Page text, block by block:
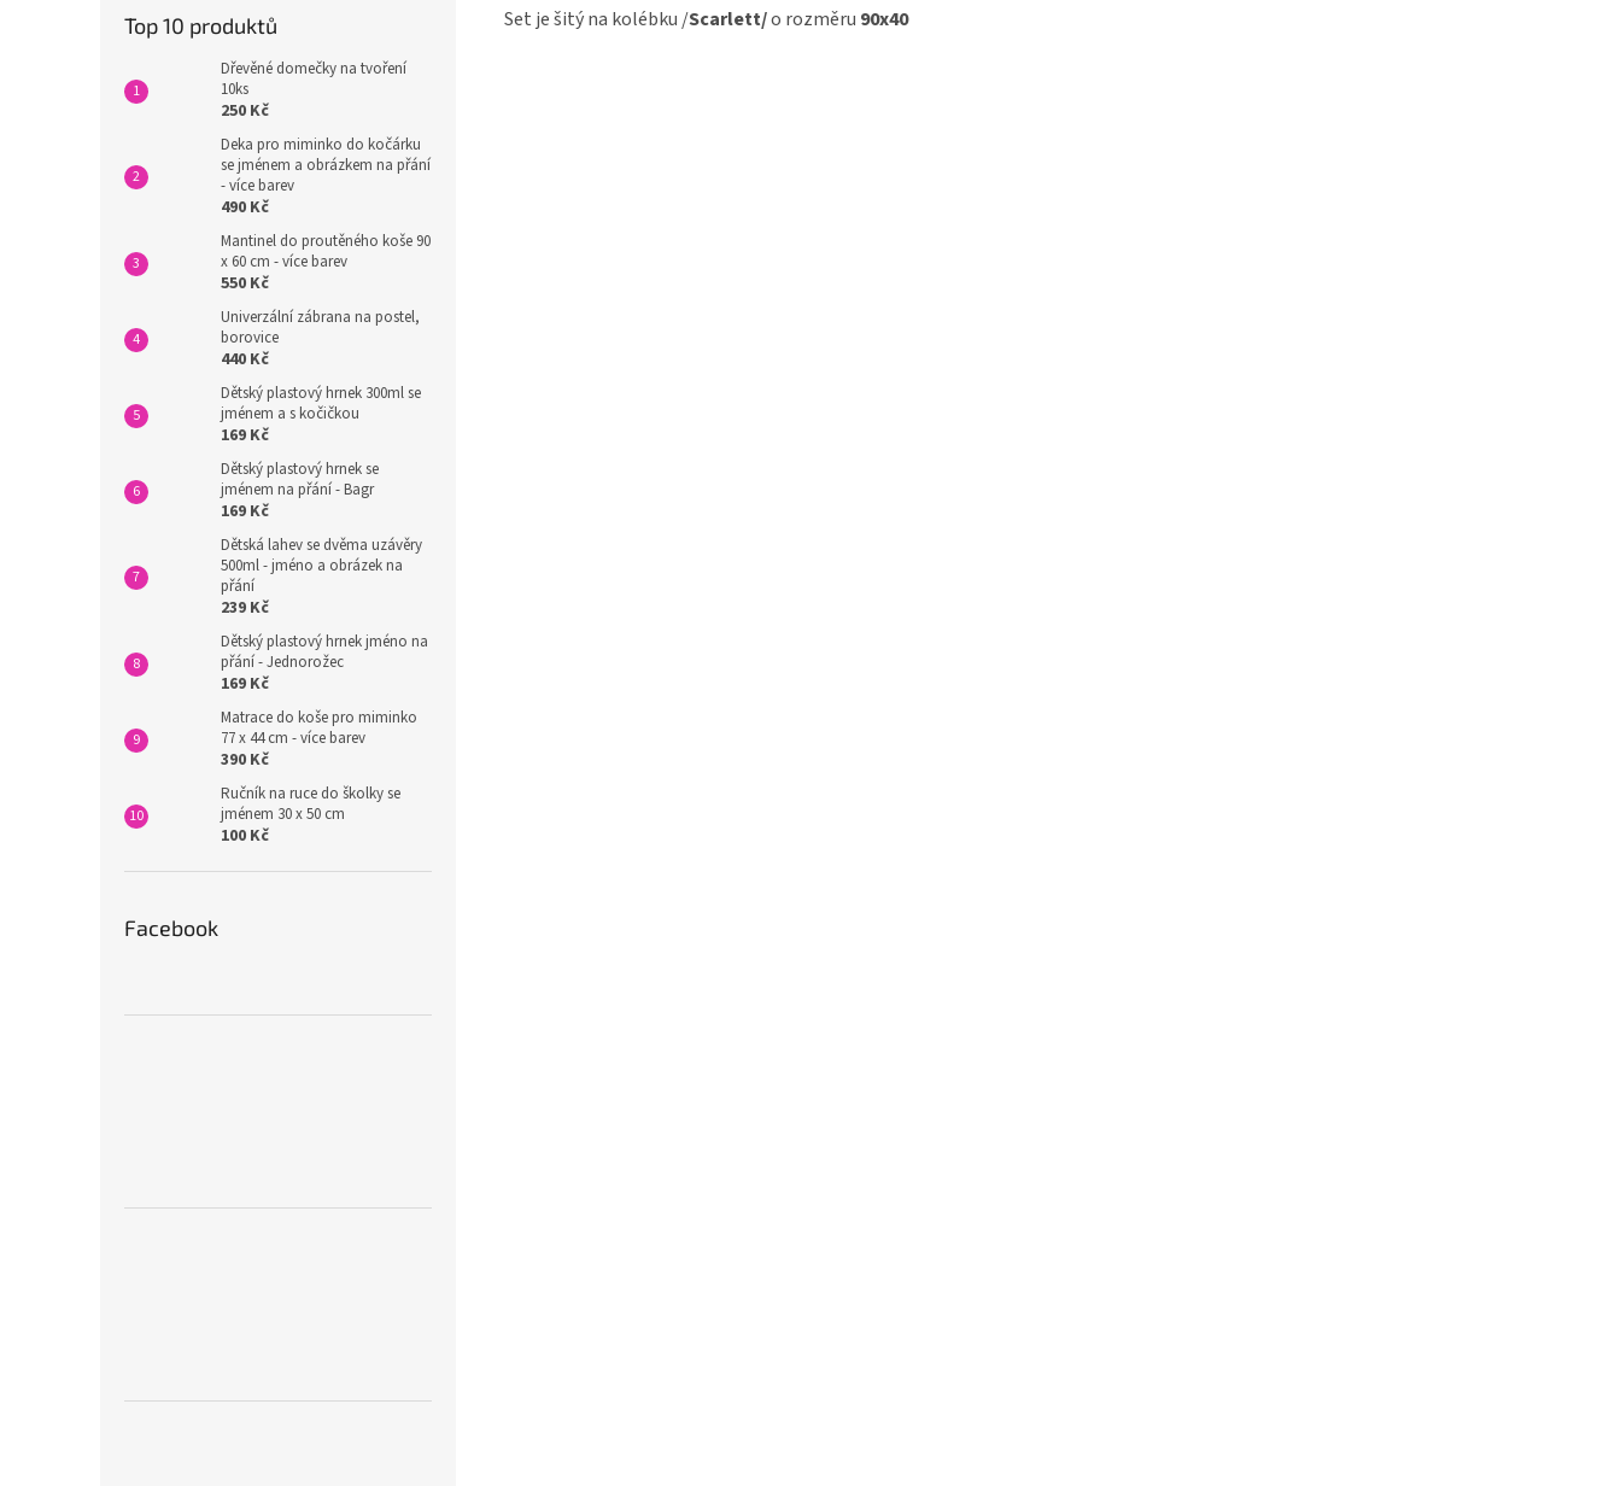
Top 10 produktů
Dřevěné domečky na tvoření
10ks
250 Kč
Deka pro miminko do kočárku
se jménem a obrázkem na přání
- více barev
490 Kč
Mantinel do proutěného koše 90
x 60 cm - více barev
550 Kč
Univerzální zábrana na postel,
borovice
440 Kč
Dětský plastový hrnek 300ml se
jménem a s kočičkou
169 Kč
Dětský plastový hrnek se
jménem na přání - Bagr
169 Kč
Dětská lahev se dvěma uzávěry
500ml - jméno a obrázek na
přání
239 Kč
Dětský plastový hrnek jméno na
přání - Jednorožec
169 Kč
Matrace do koše pro miminko
77 x 44 cm - více barev
390 Kč
Ručník na ruce do školky se
jménem 30 x 50 cm
100 Kč
Facebook
Set je šitý na kolébku /Scarlett/o rozměru 90x40